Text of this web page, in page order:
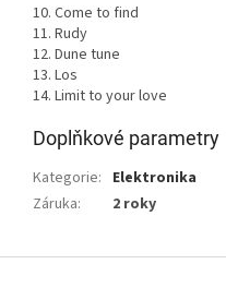
10. Come to find
11. Rudy
12. Dune tune
13. Los
14. Limit to your love
Doplňkové parametry
Kategorie: Elektronika
Záruka: 2 roky